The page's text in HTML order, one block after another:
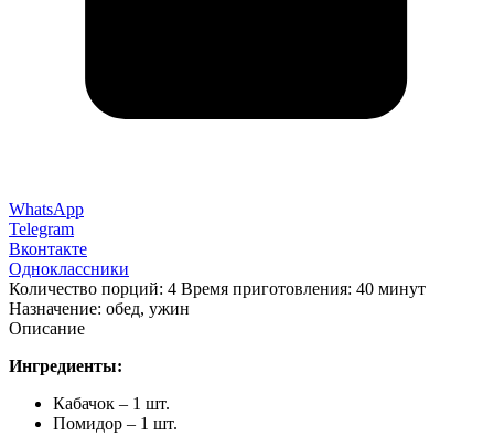
WhatsApp
Telegram
Вконтакте
Одноклассники
Количество порций: 4 Время приготовления: 40 минут
Назначение: обед, ужин
Описание
Ингредиенты:
Кабачок – 1 шт.
Помидор – 1 шт.